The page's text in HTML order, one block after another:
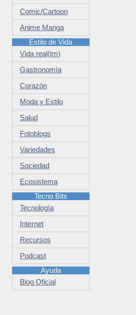
Comic/Cartoon
Anime Manga
Estilo de Vida
Vida real(tm)
Gastronomía
Corazón
Moda y Estilo
Salud
Fotoblogs
Variedades
Sociedad
Ecosistema
Tecno Bits
Tecnología
Internet
Recursos
Podcast
Ayuda
Blog Oficial